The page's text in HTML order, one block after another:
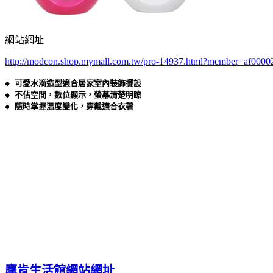
網站網址
http://modcon.shop.mymall.com.tw/pro-
◆ 可愛水滴造型適合居家室內裝飾擺設
◆ 不佔空間，數位顯示，螢幕清楚明瞭
◆ 隨時掌握溫度變化，穿戴適合衣著